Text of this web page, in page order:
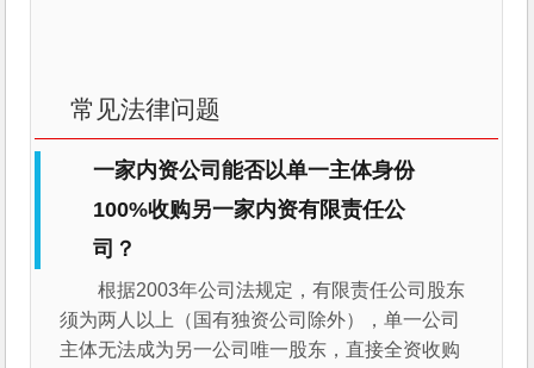
常见法律问题
一家内资公司能否以单一主体身份
100%收购另一家内资有限责任公
司？
根据2003年公司法规定，有限责任公司股东
须为两人以上（国有独资公司除外），单一公司
主体无法成为另一公司唯一股东，直接全资收购